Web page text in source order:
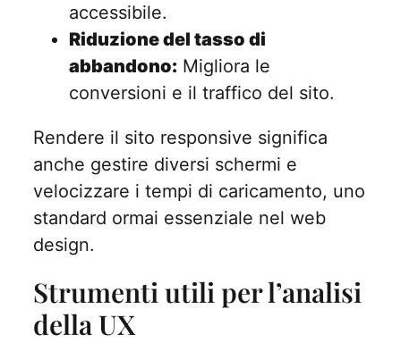
accessibile.
Riduzione del tasso di
abbandono: Migliora le
conversioni e il traffico del sito.
Rendere il sito responsive significa
anche gestire diversi schermi e
velocizzare i tempi di caricamento, uno
standard ormai essenziale nel web
design.
Strumenti utili per l’analisi
della UX